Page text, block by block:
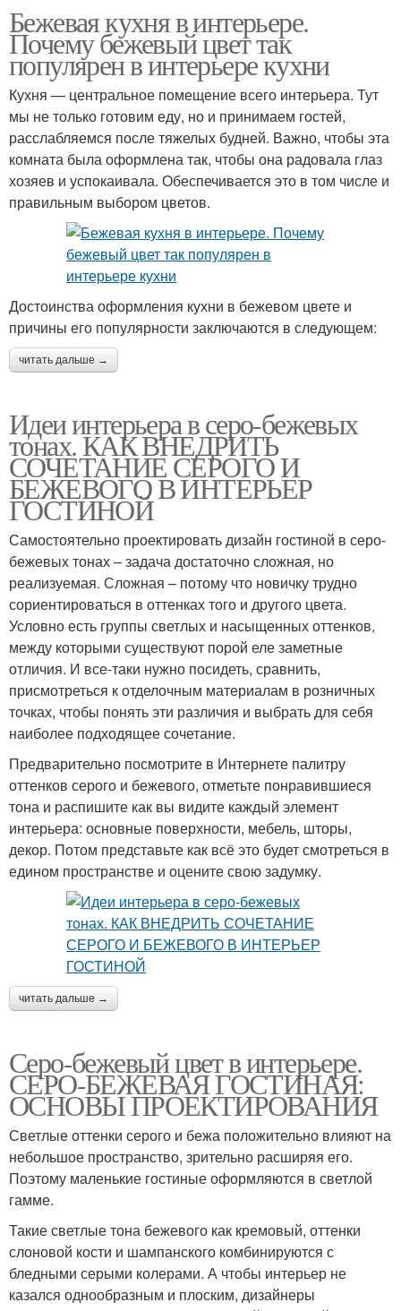
Бежевая кухня в интерьере.
Почему бежевый цвет так
популярен в интерьере кухни
Кухня — центральное помещение всего интерьера. Тут
мы не только готовим еду, но и принимаем гостей,
расслабляемся после тяжелых будней. Важно, чтобы эта
комната была оформлена так, чтобы она радовала глаз
хозяев и успокаивала. Обеспечивается это в том числе и
правильным выбором цветов.
Достоинства оформления кухни в бежевом цвете и
причины его популярности заключаются в следующем:
читать дальше →
Идеи интерьера в серо-бежевых
тонах. КАК ВНЕДРИТЬ
СОЧЕТАНИЕ СЕРОГО И
БЕЖЕВОГО В ИНТЕРЬЕР
ГОСТИНОЙ
Самостоятельно проектировать дизайн гостиной в серо-
бежевых тонах – задача достаточно сложная, но
реализуемая. Сложная – потому что новичку трудно
сориентироваться в оттенках того и другого цвета.
Условно есть группы светлых и насыщенных оттенков,
между которыми существуют порой еле заметные
отличия. И все-таки нужно посидеть, сравнить,
присмотреться к отделочным материалам в розничных
точках, чтобы понять эти различия и выбрать для себя
наиболее подходящее сочетание.
Предварительно посмотрите в Интернете палитру
оттенков серого и бежевого, отметьте понравившиеся
тона и распишите как вы видите каждый элемент
интерьера: основные поверхности, мебель, шторы,
декор. Потом представьте как всё это будет смотреться в
едином пространстве и оцените свою задумку.
читать дальше →
Серо-бежевый цвет в интерьере.
СЕРО-БЕЖЕВАЯ ГОСТИНАЯ:
ОСНОВЫ ПРОЕКТИРОВАНИЯ
Светлые оттенки серого и бежа положительно влияют на
небольшое пространство, зрительно расширяя его.
Поэтому маленькие гостиные оформляются в светлой
гамме.
Такие светлые тона бежевого как кремовый, оттенки
слоновой кости и шампанского комбинируются с
бледными серыми колерами. А чтобы интерьер не
казался однообразным и плоским, дизайнеры